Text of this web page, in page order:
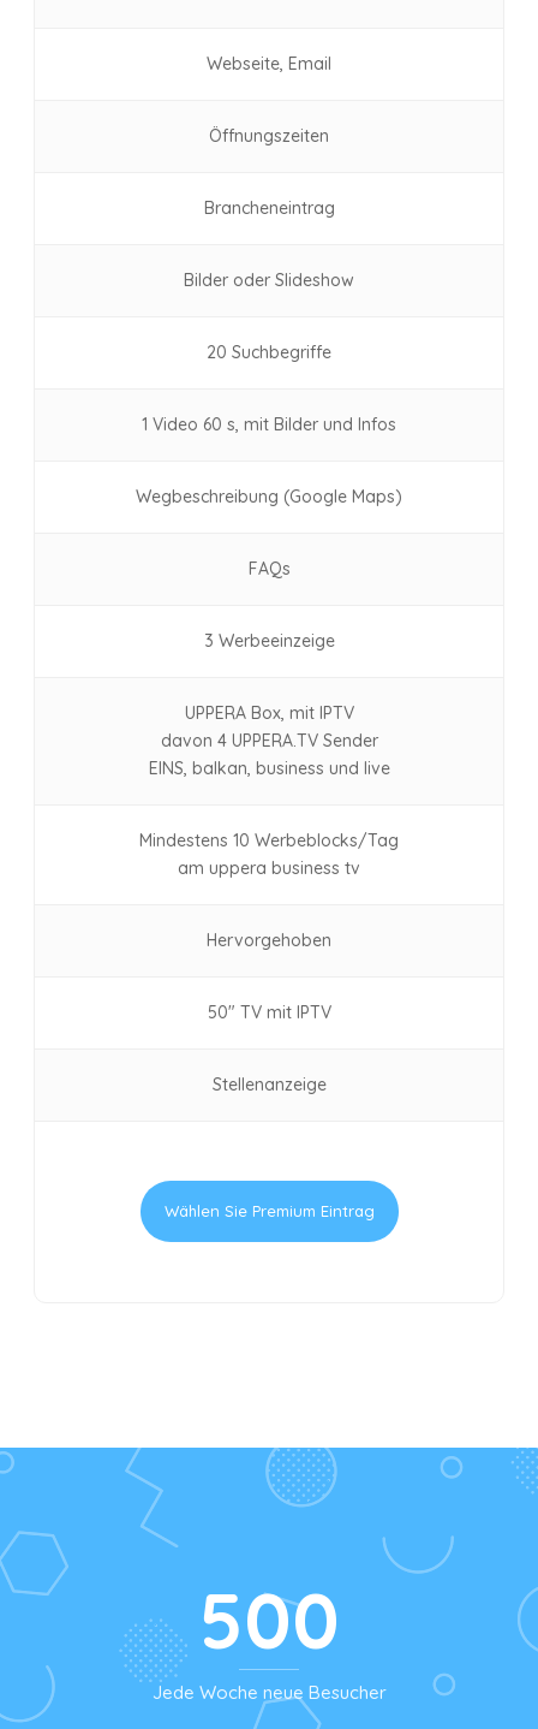
Webseite, Email
Öffnungszeiten
Brancheneintrag
Bilder oder Slideshow
20 Suchbegriffe
1 Video 60 s, mit Bilder und Infos
Wegbeschreibung (Google Maps)
FAQs
3 Werbeeinzeige
UPPERA Box, mit IPTV
davon 4 UPPERA.TV Sender
EINS, balkan, business und live
Mindestens 10 Werbeblocks/Tag
am uppera business tv
Hervorgehoben
50″ TV mit IPTV
Stellenanzeige
Wählen Sie Premium Eintrag
500
Jede Woche neue Besucher